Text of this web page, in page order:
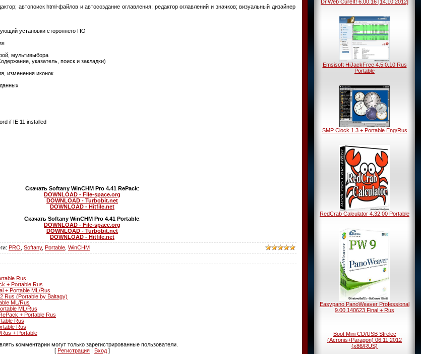
автопоиск html-файлов и автосоздание оглавления; редактор оглавлений и значков; визуальный дизайнер
установки стороннего ПО
мультивыбора
указатель, поиск и закладки)
изменения иконок
if IE 11 installed
Скачать Softany WinCHM Pro 4.41 RePack:
DOWNLOAD - File-space.org
DOWNLOAD - Turbobit.net
DOWNLOAD - Hitfile.net
Скачать Softany WinCHM Pro 4.41 Portable:
DOWNLOAD - File-space.org
DOWNLOAD - Turbobit.net
DOWNLOAD - Hitfile.net
: PRO Softany, Portable WinCHM
Rus
+ Portable Rus
+ Portable ML/Rus
Rus (Portable by Baltagy)
ML/Rus
ML/Rus
+ Portable Rus
Rus
Rus
+ Portable
комментарии могут только зарегистрированные пользователи.
[ Регистрация | Вход ]
Dr.Web CureIt! 6.00.16 [14.10.2012]
Emsisoft HiJackFree 4.5.0.10 Rus
Portable
SMP Clock 1.3 + Portable Eng/Rus
RedCrab Calculator 4.32.00 Portable
Easypano PanoWeaver Professional
9.00.140623 Final + Rus
Boot Mini CD/USB Strelec
(Acronis+Paragon) 06.11.2012
(х86/RUS)